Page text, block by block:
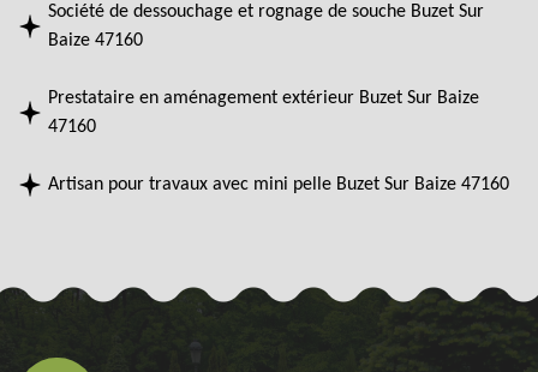
Société de dessouchage et rognage de souche Buzet Sur
Baize 47160
Prestataire en aménagement extérieur Buzet Sur Baize
47160
Artisan pour travaux avec mini pelle Buzet Sur Baize 47160